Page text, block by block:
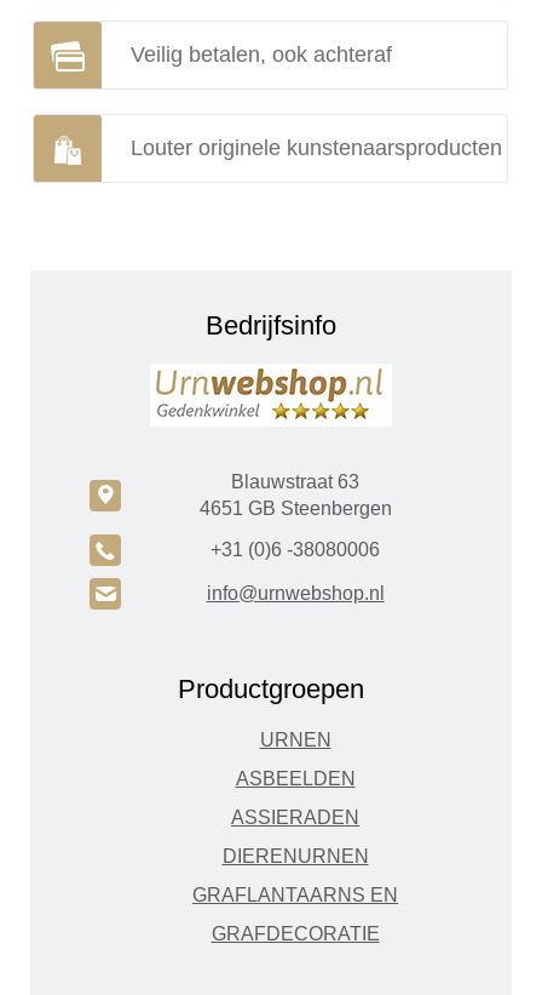
Veilig betalen, ook achteraf
Louter originele kunstenaarsproducten
Bedrijfsinfo
c
Blauwstraat 63
4651 GB Steenbergen
A +31 (0)6 -38080006
H info@urnwebshop.nl
Productgroepen
URNEN
ASBEELDEN
ASSIERADEN
DIERENURNEN
GRAFLANTAARNS EN
GRAFDECORATIE